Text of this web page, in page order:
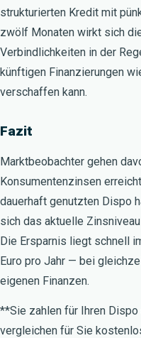
strukturierten Kredit mit
zwölf Monaten wirkt sich
Verbindlichkeiten in der
künftigen Finanzierungen
verschaffen kann.
Fazit
Marktbeobachter gehen
Konsumentenzinsen
dauerhaft genutzten Dispo
sich das aktuelle
Die Ersparnis liegt schnell
Euro pro Jahr — bei
eigenen Finanzen.
**Sie zahlen für Ihren
vergleichen für Sie